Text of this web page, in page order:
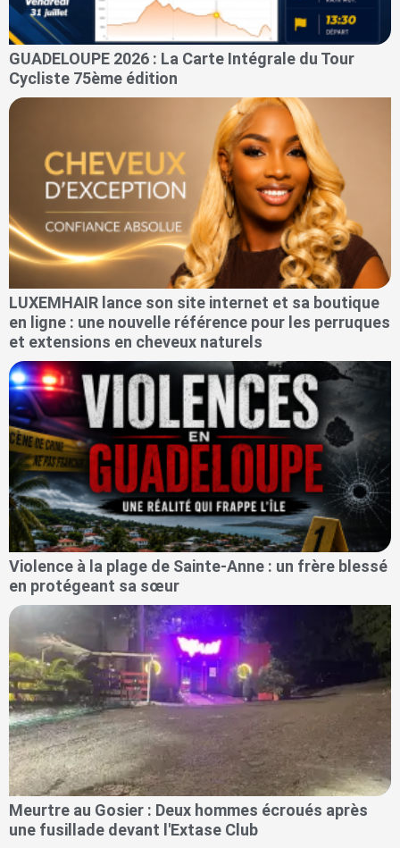
GUADELOUPE 2026 : La Carte Intégrale du Tour
Cycliste 75ème édition
LUXEMHAIR lance son site internet et sa boutique
en ligne : une nouvelle référence pour les perruques
et extensions en cheveux naturels
Violence à la plage de Sainte-Anne : un frère blessé
en protégeant sa sœur
Meurtre au Gosier : Deux hommes écroués après
une fusillade devant l'Extase Club